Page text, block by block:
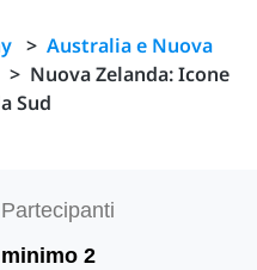
> Australia e Nuova
> Nuova Zelanda: Icone
Sud
Partecipanti
minimo 2